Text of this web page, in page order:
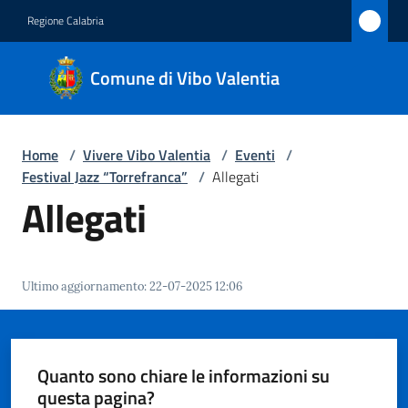
Regione Calabria
Comune di Vibo Valentia
Comune
di Vibo
Valentia
Servizi
Vivere
Vibo
Valentia
Home / Vivere Vibo Valentia / Eventi /
Festival Jazz “Torrefranca” / Allegati
Allegati
Ultimo aggiornamento:22-07-2025 12:06
Quanto sono chiare le informazioni su
questa pagina?